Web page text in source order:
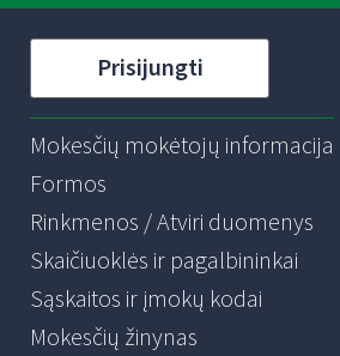
Prisijungti
Mokesčių mokėtojų informacija
Formos
Rinkmenos / Atviri duomenys
Skaičiuoklės ir pagalbininkai
Sąskaitos ir įmokų kodai
Mokesčių žinynas